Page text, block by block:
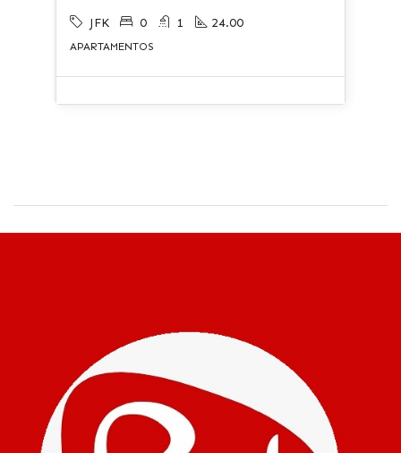
JFK 0 1 24.00
APARTAMENTOS